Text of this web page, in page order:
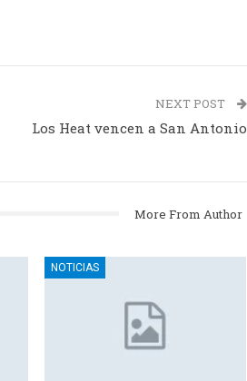
NEXT POST
Los Heat vencen a San Antonio
More From Author
NOTICIAS